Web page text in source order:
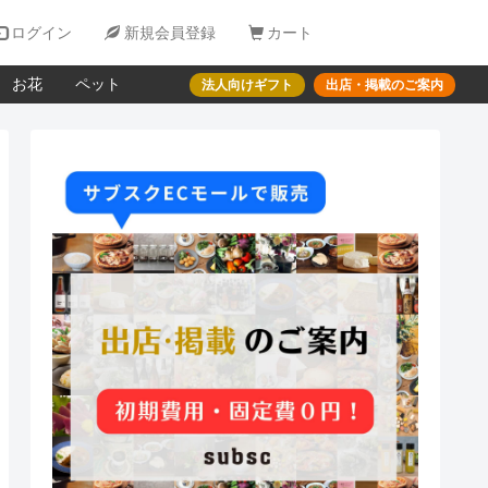
ログイン  新規会員登録  カート
お花 ペット 法人向けギフト 出店・掲載のご案内